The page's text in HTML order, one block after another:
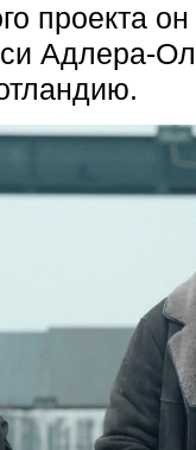
проекта
Адлера-